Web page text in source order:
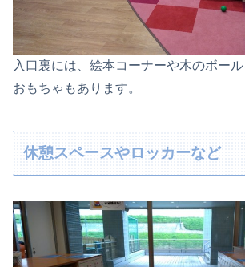
入口裏には、絵本コーナーや木のボー
おもちゃもあります。
休憩スペースやロッカーなど